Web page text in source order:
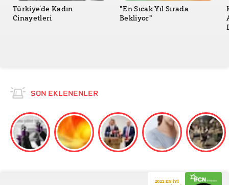
Türkiye’de Kadın
Cinayetleri
"En Sıcak Yıl Sırada
Bekliyor"
SON EKLENENLER